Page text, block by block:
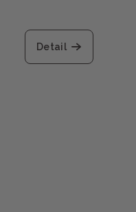
Detail